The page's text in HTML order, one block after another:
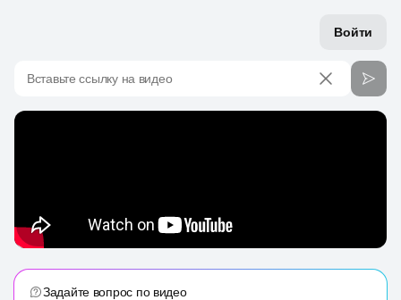
Войти
Вставьте ссылку на видео
Задайте вопрос по видео